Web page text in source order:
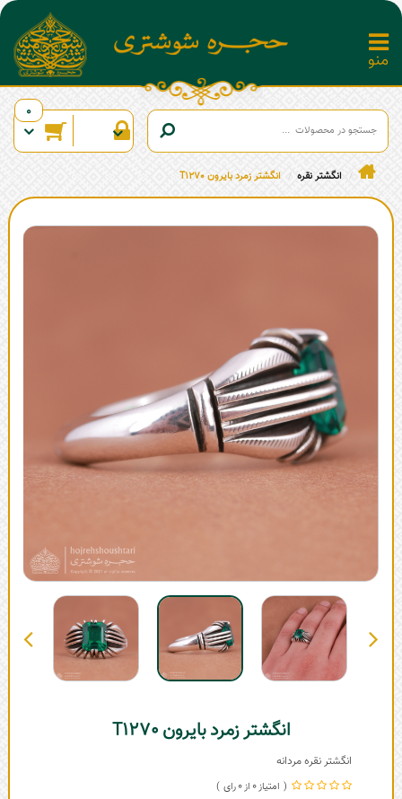
0
انگشتر نقره انگشتر زمرد بایرون T1270
انگشتر زمرد بایرون T1270
انگشتر نقره مردانه
0
0